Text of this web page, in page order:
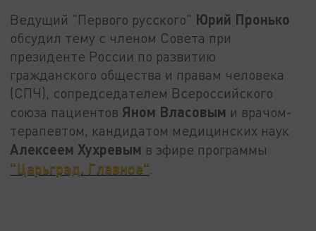
Ведущий "Первого русского" Юрий Пронько
обсудил тему с членом Совета при
президенте России по развитию
гражданского общества и правам человека
(СПЧ), сопредседателем Всероссийского
союза пациентов Яном Власовым и врачом-
терапевтом, кандидатом медицинских наук
Алексеем Хухревым в эфире программы
"Царьград. Главное"